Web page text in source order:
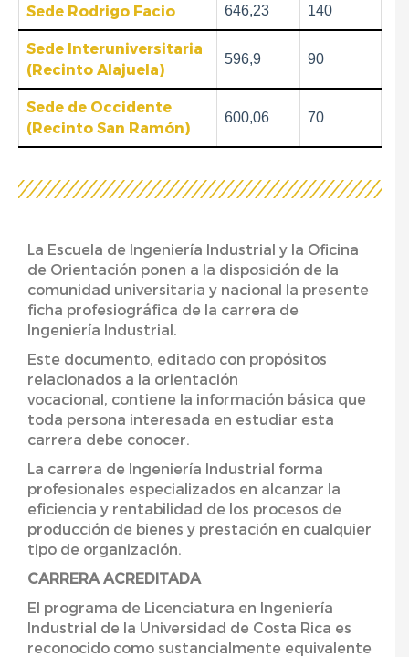
Sede Rodrigo Facio 646,23 140
Sede Interuniversitaria
(Recinto Alajuela)
596,9 90
Sede de Occidente
(Recinto San Ramón)
600,06 70
La Escuela de Ingeniería Industrial y la Oficina
de Orientación ponen a la disposición de la
comunidad universitaria y nacional la presente
ficha profesiográfica de la carrera de
Ingeniería Industrial.
Este documento, editado con propósitos
relacionados a la orientación
vocacional, contiene la información básica que
toda persona interesada en estudiar esta
carrera debe conocer.
La carrera de Ingeniería Industrial forma
profesionales especializados en alcanzar la
eficiencia y rentabilidad de los procesos de
producción de bienes y prestación en cualquier
tipo de organización.
CARRERA ACREDITADA
El programa de Licenciatura en Ingeniería
Industrial de la Universidad de Costa Rica es
reconocido como sustancialmente equivalente